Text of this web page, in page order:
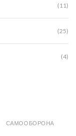
(11)
(25)
(4)
САМООБОРОНА